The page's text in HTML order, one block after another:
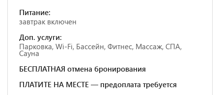
Питание:
завтрак включен
Доп. услуги:
Парковка, Wi-Fi, Бассейн, Фитнес, Массаж, СПА,
Сауна
БЕСПЛАТНАЯ отмена бронирования
ПЛАТИТЕ НА МЕСТЕ — предоплата требуется